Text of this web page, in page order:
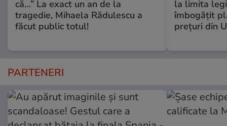
că…” La exact un an de la
tragedie, Mihaela Rădulescu a
făcut public totul!
la limita
îmbogăţit
preţuri din
PARTENERI